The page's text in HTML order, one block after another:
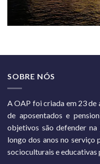
SOBRE NÓS
A OAP foi criada em 23 de
de aposentados e
objetivos são defender
longo dos anos no serviço
socioculturais e educativas